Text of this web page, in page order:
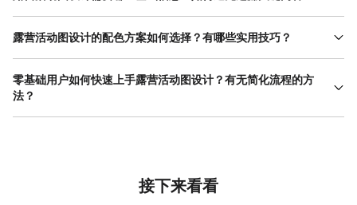
露营活动图设计的基础信息需围绕“活动核心”展开，通常包括时间
（活动日期、具体时段）、地点（营地名称、集合点坐标）、流程
急救点）、路线指示（从集合点到营地的路径）、安全提示（禁止
明火、野生动物注意事项）等。避免遗漏的关键是“换位思考”：假设
露营活动图设计的配色方案如何选择？有哪些实用技巧？
露营活动图设计的配色需兼顾“氛围感”和“可读性”。家庭露营活动适
合温暖系配色（如米白+浅木色、浅蓝+淡粉），能传递轻松、友好
的氛围；专业徒步或野外生存活动则可用沉稳系配色（如深绿+灰
室的“智能配色”功能，上传主色后自动生成协调的配色方案，减少反
零基础用户如何快速上手露营活动图设计？有无简化流程的方
法？
零基础用户快速上手露营活动图设计的关键是“利用模板+分步修
（活动名称、时间、地点等）→替换图片（营地实景、活动照片）
→调整配色（根据活动调性选择主色）→导出图片。每一步都有明
接下来看看